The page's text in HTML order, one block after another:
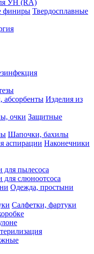
УН (RA)
Твердосплавные
Изделия из
Защитные
Шапочки, бахилы
Наконечники
для пылесоса
для слюноотсоса
Одежда, простыни
Салфетки, фартуки